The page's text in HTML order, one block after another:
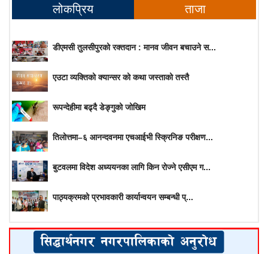
लोकप्रिय ताजा
डीएमसी तुलसीपुरको रक्तदान : मानव जीवन बचाउने स...
एउटा व्यक्तिको क्यान्सर को कथा जस्ताको तस्तै
रूपन्देहीमा बढ्दै डेङ्गुको जोखिम
तिलोत्तमा–६ आनन्दवनमा एचआईभी स्क्रिनिङ परीक्षण...
बुटवलमा विदेश अध्ययनका लागि किन रोज्ने एसीएम ग...
पाठ्यक्रमको प्रभावकारी कार्यान्वयन सम्बन्धी प्...